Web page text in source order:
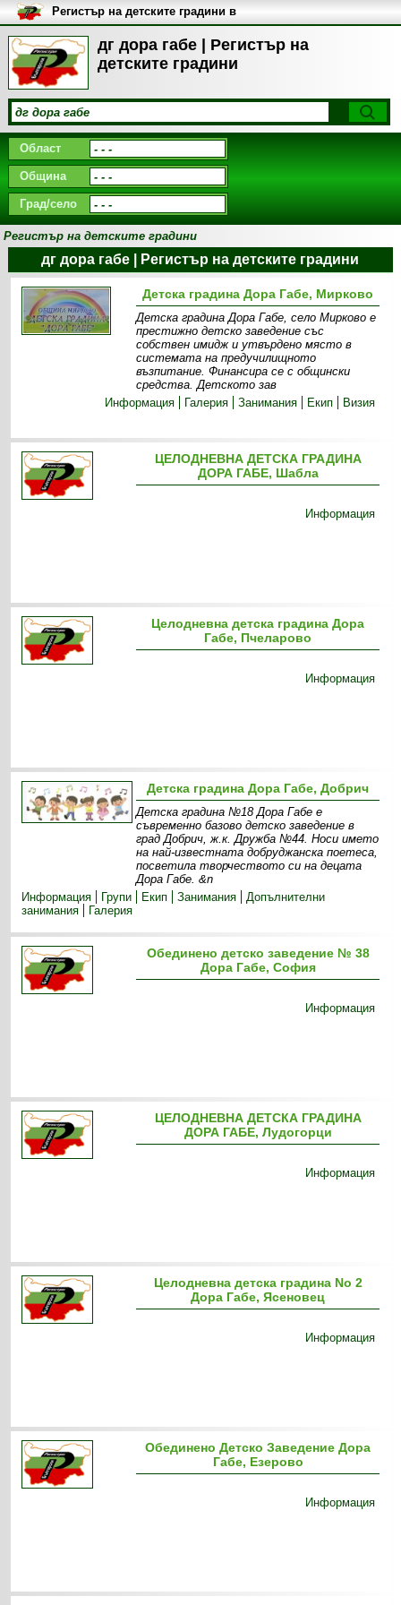
дг дора габе | Регистър на
детските градини
Регистър на детските градини в
България
Област
Община
Град/село
Регистър на детските градини
дг дора габе | Регистър на детските градини
Детска градина Дора Габе, Мирково
Детска градина Дора Габе, село Мирково е
престижно детско заведение със
собствен имидж и утвърдено място в
системата на предучилищното
възпитание. Финансира се с общински
средства. Детското зав
Информация
Галерия Занимания Екип Визия
ЦЕЛОДНЕВНА ДЕТСКА ГРАДИНА
ДОРА ГАБЕ, Шабла
Информация
Целодневна детска градина Дора
Габе, Пчеларово
Информация
Детска градина Дора Габе, Добрич
Детска градина №18 Дора Габе е
съвременно базово детско заведение в
град Добрич, ж.к. Дружба №44. Носи името
на най-известната добруджанска поетеса,
посветила творчеството си на децата
Дора Габе. &n
Информация
Групи Екип Занимания
Допълнителни
занимания
Галерия
Обединено детско заведение № 38
Дора Габе, София
Информация
ЦЕЛОДНЕВНА ДЕТСКА ГРАДИНА
ДОРА ГАБЕ, Лудогорци
Информация
Целодневна детска градина No 2
Дора Габе, Ясеновец
Информация
Обединено Детско Заведение Дора
Габе, Езерово
Информация